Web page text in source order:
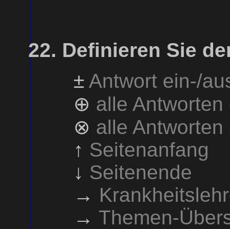
Definieren Sie
± Antwort ein-/
⊕ alle
⊗ alle
↑ Seitenanfang
↓ Seitenende
→
→ Themen-